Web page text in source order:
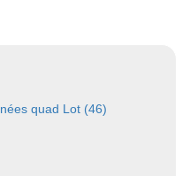
quad Lot (46)